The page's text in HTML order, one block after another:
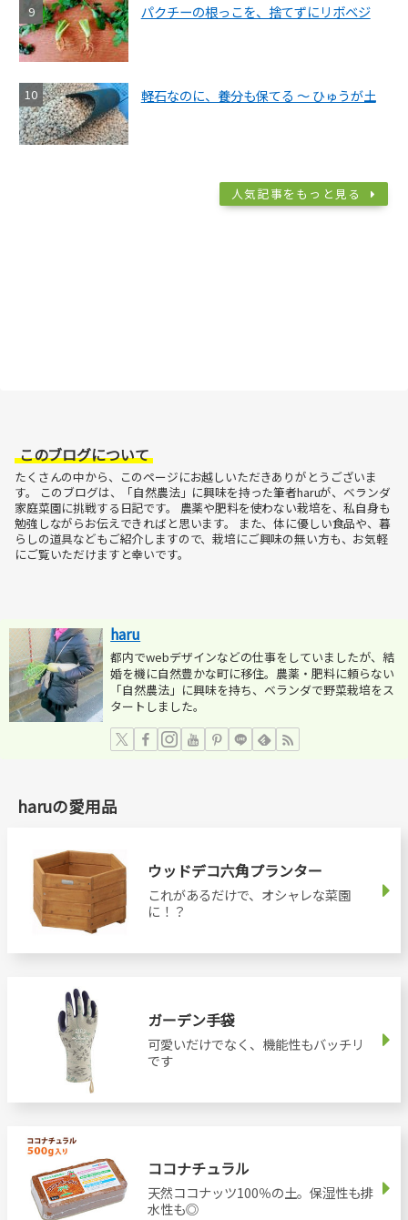
パクチーの根っこを、捨てずにリボベジ
軽石なのに、養分も保てる ～ ひゅうが土
人気記事をもっと見る
このブログについて
たくさんの中から、このページにお越しいただきありがとうございま
す。
このブログは、「自然農法」に興味を持った筆者haruが、ベランダ
家庭菜園に挑戦する日記です。
農薬や肥料を使わない栽培を、私自身も
勉強しながらお伝えできればと思います。
また、体に優しい食品や、暮
らしの道具などもご紹介しますので、栽培にご興味の無い方も、お気軽
にご覧いただけますと幸いです。
haru
都内でwebデザインなどの仕事をしていましたが、結
婚を機に自然豊かな町に移住。農薬・肥料に頼らない
「自然農法」に興味を持ち、ベランダで野菜栽培をス
タートしました。
haruの愛用品
ウッドデコ六角プランター
これがあるだけで、オシャレな菜園
に！？
ガーデン手袋
可愛いだけでなく、機能性もバッチリ
です
ココナチュラル
天然ココナッツ100％の土。保湿性も排
水性も◎